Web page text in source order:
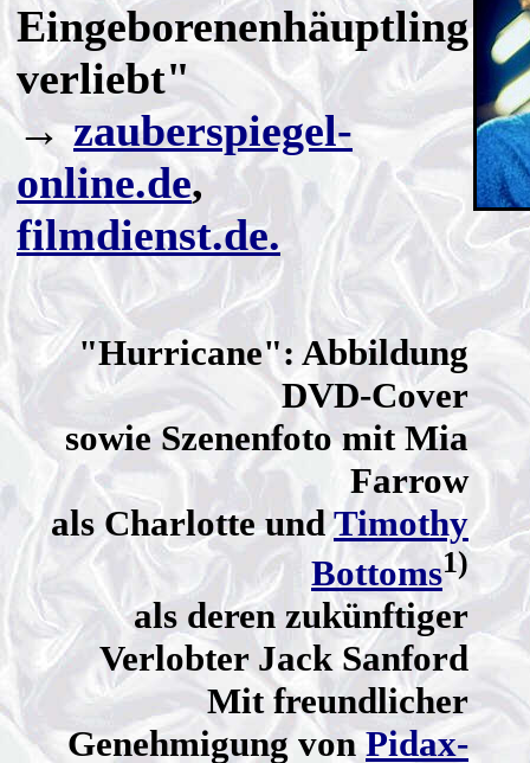
Eingeborenenhäuptling
verliebt"
→zauberspiegel-
online.de,
filmdienst.de.
"Hurricane": Abbildung
DVD-Cover
sowie Szenenfoto mit Mia
Farrow
als Charlotte undTimothy
Bottoms1)
als deren zukünftiger
Verlobter Jack Sanford
Mit freundlicher
Genehmigung vonPidax-